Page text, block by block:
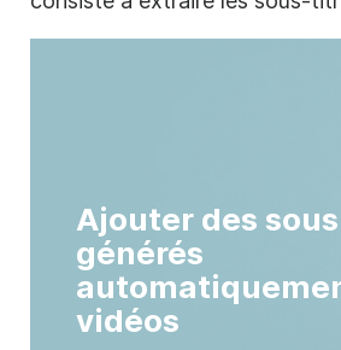
Ajouter des
générés
vidéos